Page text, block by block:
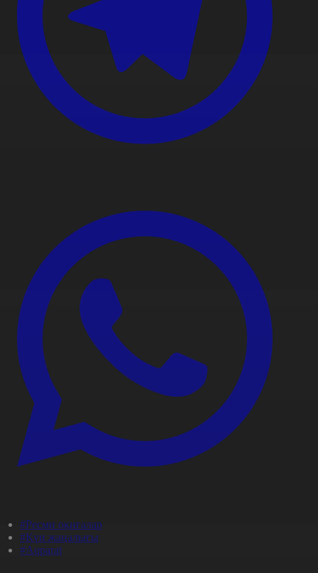
#Ресми оқиғалар
#Күн жаңалығы
#Aqparat